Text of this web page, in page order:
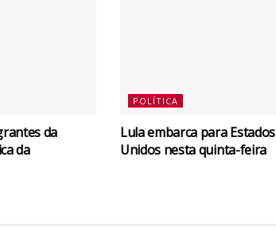
da
da
POLÍTICA
Lula embarca para Estados
Unidos nesta quinta-feira